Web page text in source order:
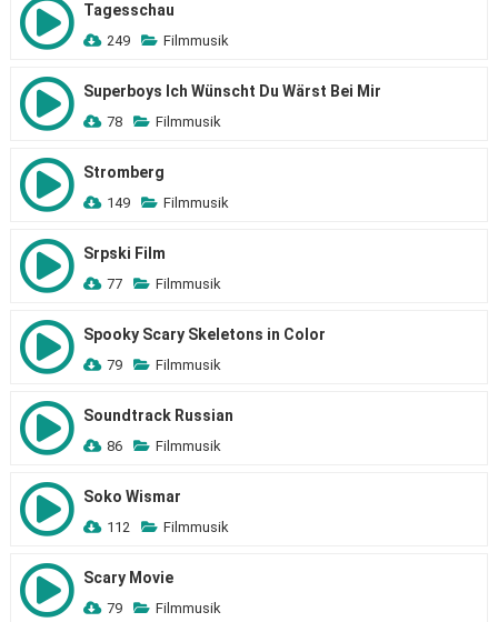
Tagesschau
249 Filmmusik
Superboys Ich Wünscht Du Wärst Bei Mir
78 Filmmusik
Stromberg
149 Filmmusik
Srpski Film
77 Filmmusik
Spooky Scary Skeletons in Color
79 Filmmusik
Soundtrack Russian
86 Filmmusik
Soko Wismar
112 Filmmusik
Scary Movie
79 Filmmusik